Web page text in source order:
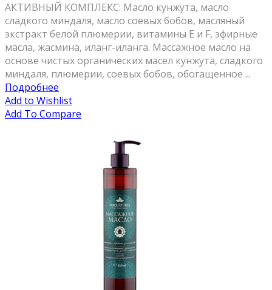
AКТИВНЫЙ КОМПЛЕКС: Масло кунжута, масло
сладкого миндаля, масло соевых бобов, масляный
экстракт белой плюмерии, витамины E и F, эфирные
масла, жасмина, иланг-иланга. Массажное масло на
основе чистых органических масел кунжута, сладкого
миндаля, плюмерии, соевых бобов, обогащенное ...
Подробнее
Add to Wishlist
Add To Compare